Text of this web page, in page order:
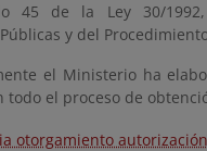
45 de la Ley 30/
y del
el Ministerio ha
todo el proceso de
otorgamiento